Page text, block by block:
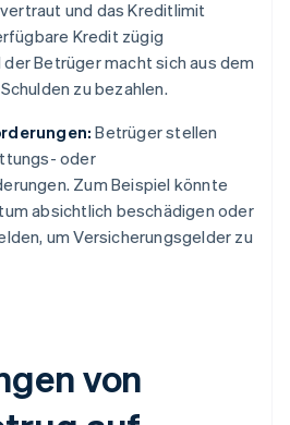
und das Kreditlimit
Kredit zügig
Betrüger macht sich aus dem
zu bezahlen.
Betrüger stellen
oder
Zum Beispiel könnte
absichtlich beschädigen oder
um Versicherungsgelder zu
von